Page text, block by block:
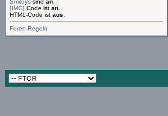
Smileys sind an
[IMG] Code ist an
HTML-Code ist aus
Foren-Regeln